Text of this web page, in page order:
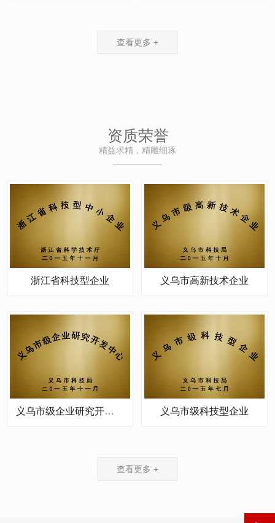
查看更多 +
资质荣誉
精益求精，精雕细琢
浙江省科技型企业 义乌市高新技术企业
义乌市级企业研究开发中心 义乌市级科技型企业
查看更多 +